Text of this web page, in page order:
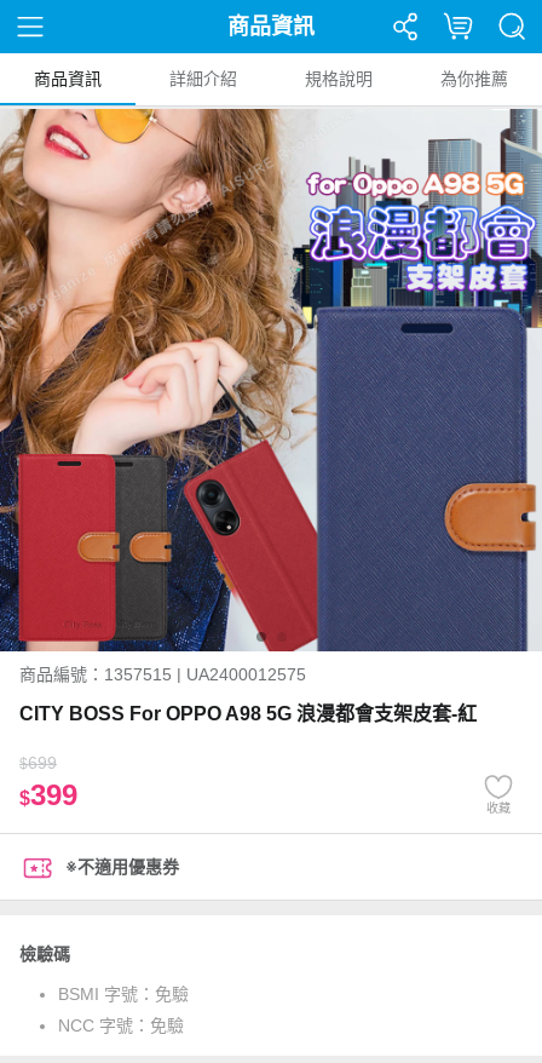
商品資訊
商品資訊 詳細介紹 規格說明 為你推薦
商品編號：1357515 | UA2400012575
CITY BOSS For OPPO A98 5G 浪漫都會支架皮套-紅
$699
$399 收藏
※不適用優惠券
檢驗碼
BSMI 字號： 免驗
NCC 字號： 免驗